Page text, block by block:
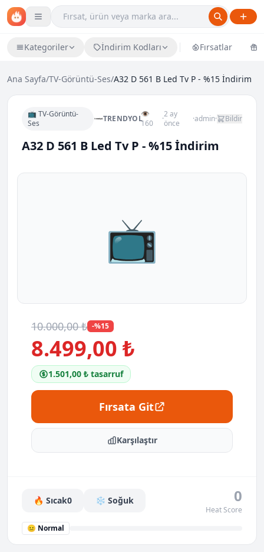
Kategoriler İndirim Kodları Fırsatlar
Ana Sayfa/TV-Görüntü-Ses/A32 D 561 B Led Tv P - %15 İndirim
📺 TV-Görüntü-
Ses
TRENDYOL👁
160
·2 ay
önce
·admin· Bildir
A32 D 561 B Led Tv P - %15 İndirim
📺
10.000,00 ₺ -%15
8.499,00 ₺
1.501,00 ₺ tasarruf
Fırsata Git
Karşılaştır
🔥 Sıcak0 ❄️ Soğuk 0
Heat Score
😐 Normal